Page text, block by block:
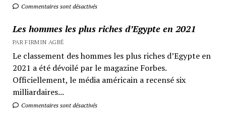
Commentaires sont désactivés
Les hommes les plus riches d’Egypte en 2021
PAR FIRMIN AGBÉ
Le classement des hommes les plus riches d’Egypte en
2021 a été dévoilé par le magazine Forbes.
Officiellement, le média américain a recensé six
milliardaires...
Commentaires sont désactivés